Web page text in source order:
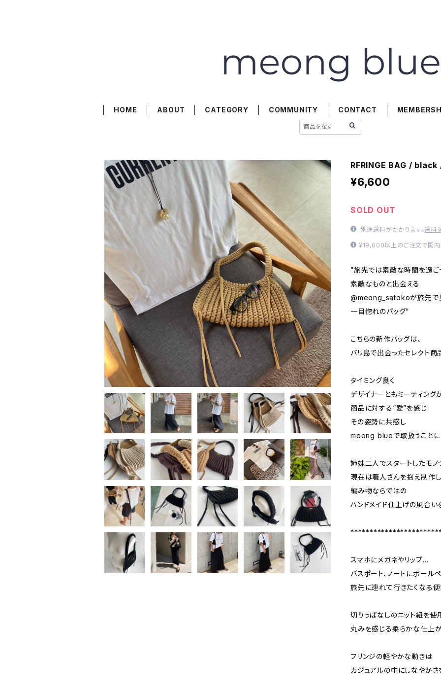
HOME ABOUT CATEGORY COMMUNITY CONTACT
RFRINGE BAG /
¥6,600
SOLD OUT
別途送料がかかります。送料
¥19,000以上のご注文で国内
”旅先では素敵な時間を過ご
素敵なものと出会える
@meong_satokoが旅先で
一目惚れのバッグ”
こちらの新作バッグは、
バリ島で出会ったセレクト商
タイミング良く
デザイナーともミーティング
商品に対する“愛”を感じ
その姿勢に共感し
meong blueで取扱うことに
姉妹二人でスタートしたモ
現在は職人さんを抱え制作し
編み物ならではの
ハンドメイド仕上げの風合い
スマホにメガネやリップ…
パスポート、ノートにボール
旅先に連れて行きたくなる
切りっぱなしのニット紐を使
丸みを感じる柔らかな仕上が
フリンジの軽やかな動きは
カジュアルの中にしなやか